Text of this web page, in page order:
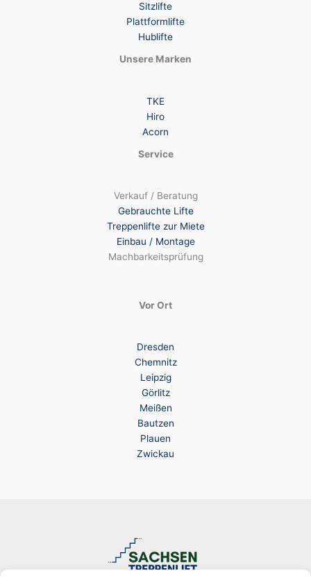
Sitzlifte
Plattformlifte
Hublifte
Unsere Marken
TKE
Hiro
Acorn
Service
Verkauf / Beratung
Gebrauchte Lifte
Treppenlifte zur Miete
Einbau / Montage
Machbarkeitsprüfung
Vor Ort
Dresden
Chemnitz
Leipzig
Görlitz
Meißen
Bautzen
Plauen
Zwickau